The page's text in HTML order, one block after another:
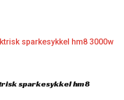
sparkesykkel hm8